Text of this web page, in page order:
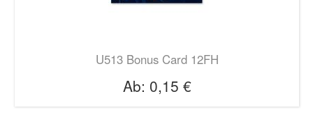
U513 Bonus Card 12FH
Ab: 0,15 €